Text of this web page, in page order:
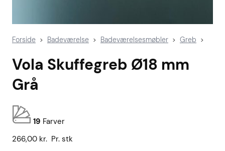
Forside > Badeværelse > Badeværelsesmøbler > Greb >
Vola Skuffegreb Ø18 mm
Grå
19 Farver
266,00 kr. Pr. stk